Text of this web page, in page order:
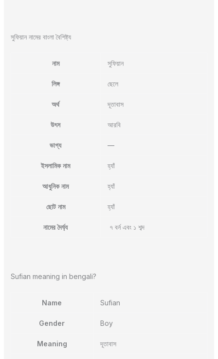
সুফিয়ান নামের বাংলা বৈশিষ্ট্য
নাম সুফিয়ান
লিঙ্গ ছেলে
অর্থ দূতাবাস
উৎস আরবি
ভাগ্য —
ইসলামিক নাম হ্যাঁ
আধুনিক নাম হ্যাঁ
ছোট নাম হ্যাঁ
নামের দৈর্ঘ্য ৭ বর্ন এবং ১ শব্দ
Sufian meaning in bengali?
Name Sufian
Gender Boy
Meaning দূতাবাস